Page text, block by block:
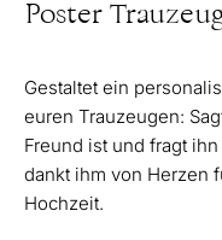
Poster
Gestaltet ein
euren Trauzeugen:
Freund ist und fragt
dankt ihm von Herzen
Hochzeit.